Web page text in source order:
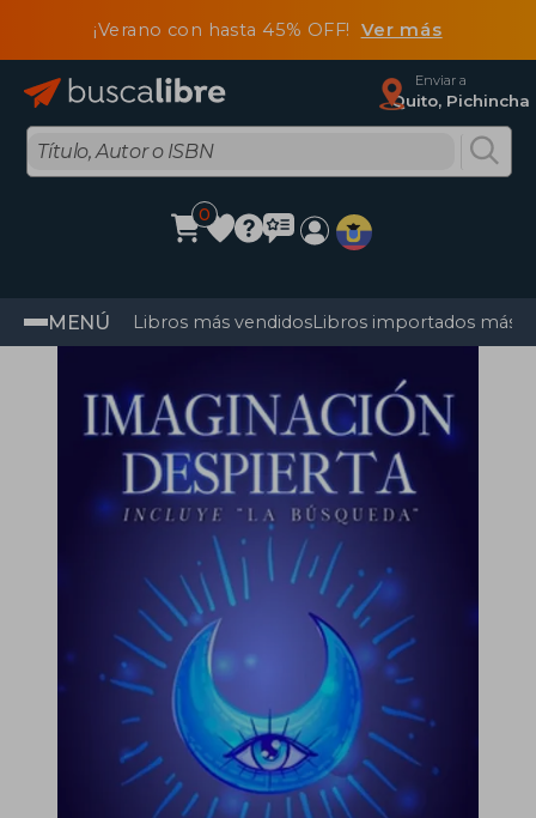
¡Verano con hasta 45% OFF! Ver más
Enviar a
Quito, Pichincha
0
MENÚ Libros más vendidosLibros importados más